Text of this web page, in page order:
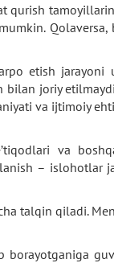
Qolaversa,
etish
joriy
va ijtimoiy
va
– islohotlar
talqin qiladi.
borayotganiga